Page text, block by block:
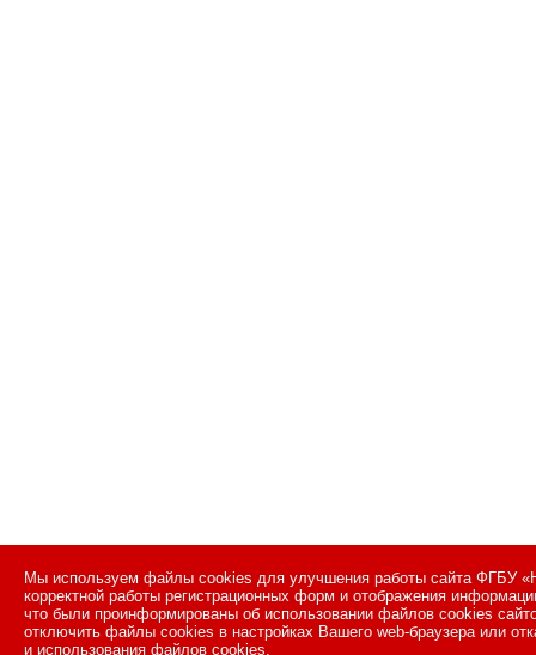
Мы используем файлы cookies для улучшения работы сайта ФГБУ
корректной работы регистрационных форм и отображения
что были проинформированы об использовании файлов cookies
отключить файлы cookies в настройках Вашего web-браузера или
и использования файлов cookies.